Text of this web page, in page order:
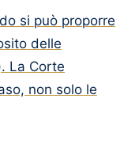
si può proporre
delle
La Corte
non solo le